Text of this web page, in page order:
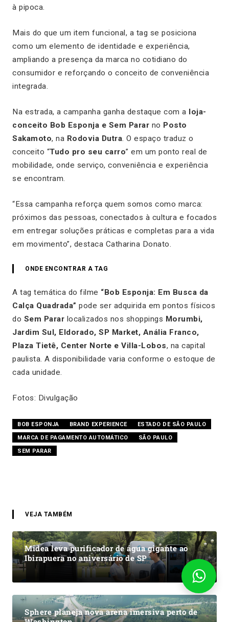
à pipoca.
Mais do que um item funcional, a tag se posiciona
como um elemento de identidade e experiência,
ampliando a presença da marca no cotidiano do
consumidor e reforçando o conceito de conveniência
integrada.
Na estrada, a campanha ganha destaque com a loja-
conceito Bob Esponja e Sem Parar no Posto
Sakamoto, na Rodovia Dutra. O espaço traduz o
conceito “Tudo pro seu carro” em um ponto real de
mobilidade, onde serviço, conveniência e experiência
se encontram.
“Essa campanha reforça quem somos como marca:
próximos das pessoas, conectados à cultura e focados
em entregar soluções práticas e completas para a vida
em movimento”, destaca Catharina Donato.
ONDE ENCONTRAR A TAG
A tag temática do filme “Bob Esponja: Em Busca da
Calça Quadrada” pode ser adquirida em pontos físicos
do Sem Parar localizados nos shoppings Morumbi,
Jardim Sul, Eldorado, SP Market, Anália Franco,
Plaza Tietê, Center Norte e Villa-Lobos, na capital
paulista. A disponibilidade varia conforme o estoque de
cada unidade.
Fotos: Divulgação
BOB ESPONJA BRAND EXPERIENCE
ESTADO DE SÃO PAULO
MARCA DE PAGAMENTO AUTOMÁTICO
SÃO PAULO
SEM PARAR
VEJA TAMBÉM
Midea leva purificador de água gigante ao
Ibirapuera no aniversário de SP
Sphere planeja nova arena imersiva perto de